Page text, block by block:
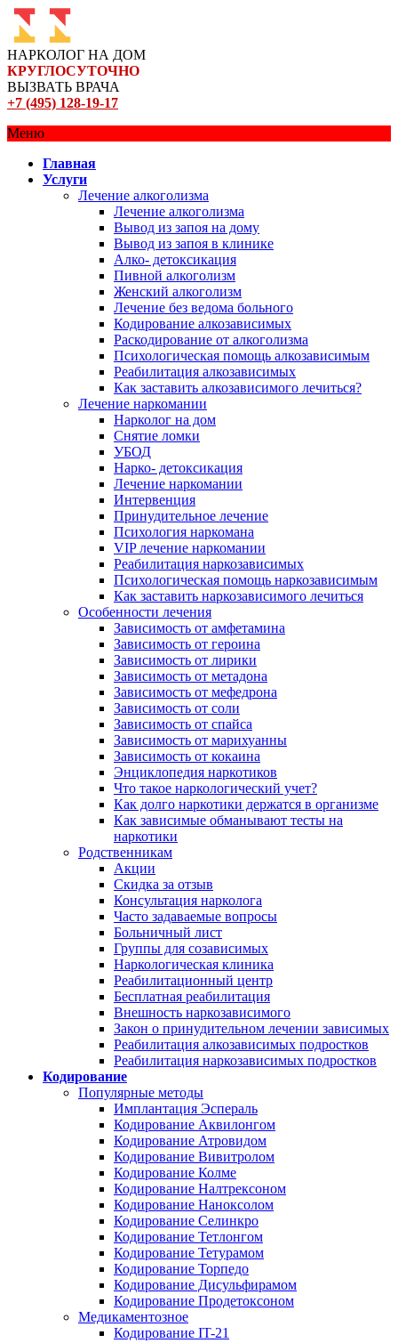
НАРКОЛОГ НА ДОМ
КРУГЛОСУТОЧНО
ВЫЗВАТЬ ВРАЧА
+7 (495) 128-19-17
Меню
Главная
Услуги
Лечение алкоголизма
Лечение алкоголизма
Вывод из запоя на дому
Вывод из запоя в клинике
Алко- детоксикация
Пивной алкоголизм
Женский алкоголизм
Лечение без ведома больного
Кодирование алкозависимых
Раскодирование от алкоголизма
Психологическая помощь алкозависимым
Реабилитация алкозависимых
Как заставить алкозависимого лечиться?
Лечение наркомании
Нарколог на дом
Снятие ломки
УБОД
Нарко- детоксикация
Лечение наркомании
Интервенция
Принудительное лечение
Психология наркомана
VIP лечение наркомании
Реабилитация наркозависимых
Психологическая помощь наркозависимым
Как заставить наркозависимого лечиться
Особенности лечения
Зависимость от амфетамина
Зависимость от героина
Зависимость от лирики
Зависимость от метадона
Зависимость от мефедрона
Зависимость от соли
Зависимость от спайса
Зависимость от марихуанны
Зависимость от кокаина
Энциклопедия наркотиков
Что такое наркологический учет?
Как долго наркотики держатся в организме
Как зависимые обманывают тесты на
наркотики
Родственникам
Акции
Скидка за отзыв
Консультация нарколога
Часто задаваемые вопросы
Больничный лист
Группы для созависимых
Наркологическая клиника
Реабилитационный центр
Бесплатная реабилитация
Внешность наркозависимого
Закон о принудительном лечении зависимых
Реабилитация алкозависимых подростков
Реабилитация наркозависимых подростков
Кодирование
Популярные методы
Имплантация Эспераль
Кодирование Аквилонгом
Кодирование Атровидом
Кодирование Вивитролом
Кодирование Колме
Кодирование Налтрексоном
Кодирование Наноксолом
Кодирование Селинкро
Кодирование Тетлонгом
Кодирование Тетурамом
Кодирование Торпедо
Кодирование Дисульфирамом
Кодирование Продетоксоном
Медикаментозное
Кодирование IT-21